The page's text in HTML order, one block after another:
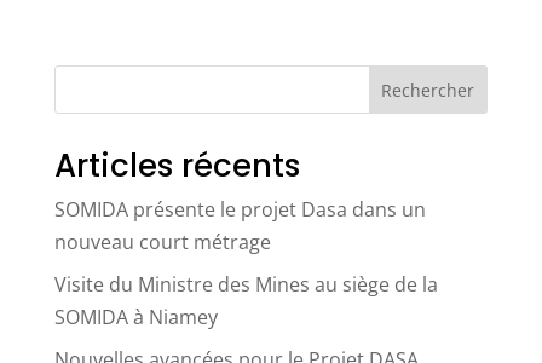
Rechercher
Articles récents
SOMIDA présente le projet Dasa dans un
nouveau court métrage
Visite du Ministre des Mines au siège de la
SOMIDA à Niamey